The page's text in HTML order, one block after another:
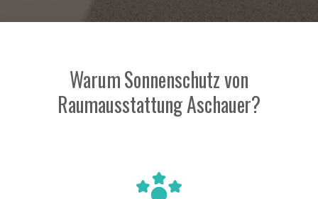
Warum Sonnenschutz von
Raumausstattung Aschauer?